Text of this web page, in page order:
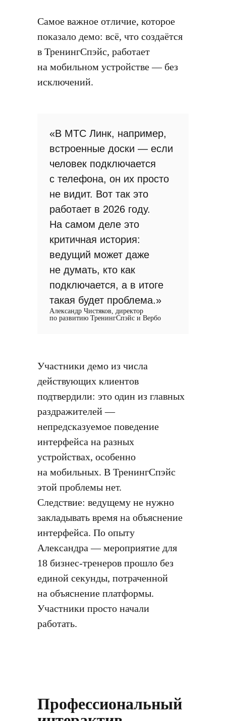
Самое важное отличие, которое
показало демо: всё, что создаётся
в ТренингСпэйс, работает
на мобильном устройстве — без
исключений.
«В МТС Линк, например,
встроенные доски — если
человек подключается
с телефона, он их просто
не видит. Вот так это
работает в 2026 году.
На самом деле это
критичная история:
ведущий может даже
не думать, кто как
подключается, а в итоге
такая будет проблема.»
Александр Чистяков, директор
по развитию ТренингСпэйс и Вербо
Участники демо из числа
действующих клиентов
подтвердили: это один из главных
раздражителей —
непредсказуемое поведение
интерфейса на разных
устройствах, особенно
на мобильных. В ТренингСпэйс
этой проблемы нет.
Следствие: ведущему не нужно
закладывать время на объяснение
интерфейса. По опыту
Александра — мероприятие для
18 бизнес-тренеров прошло без
единой секунды, потраченной
на объяснение платформы.
Участники просто начали
работать.
Профессиональный